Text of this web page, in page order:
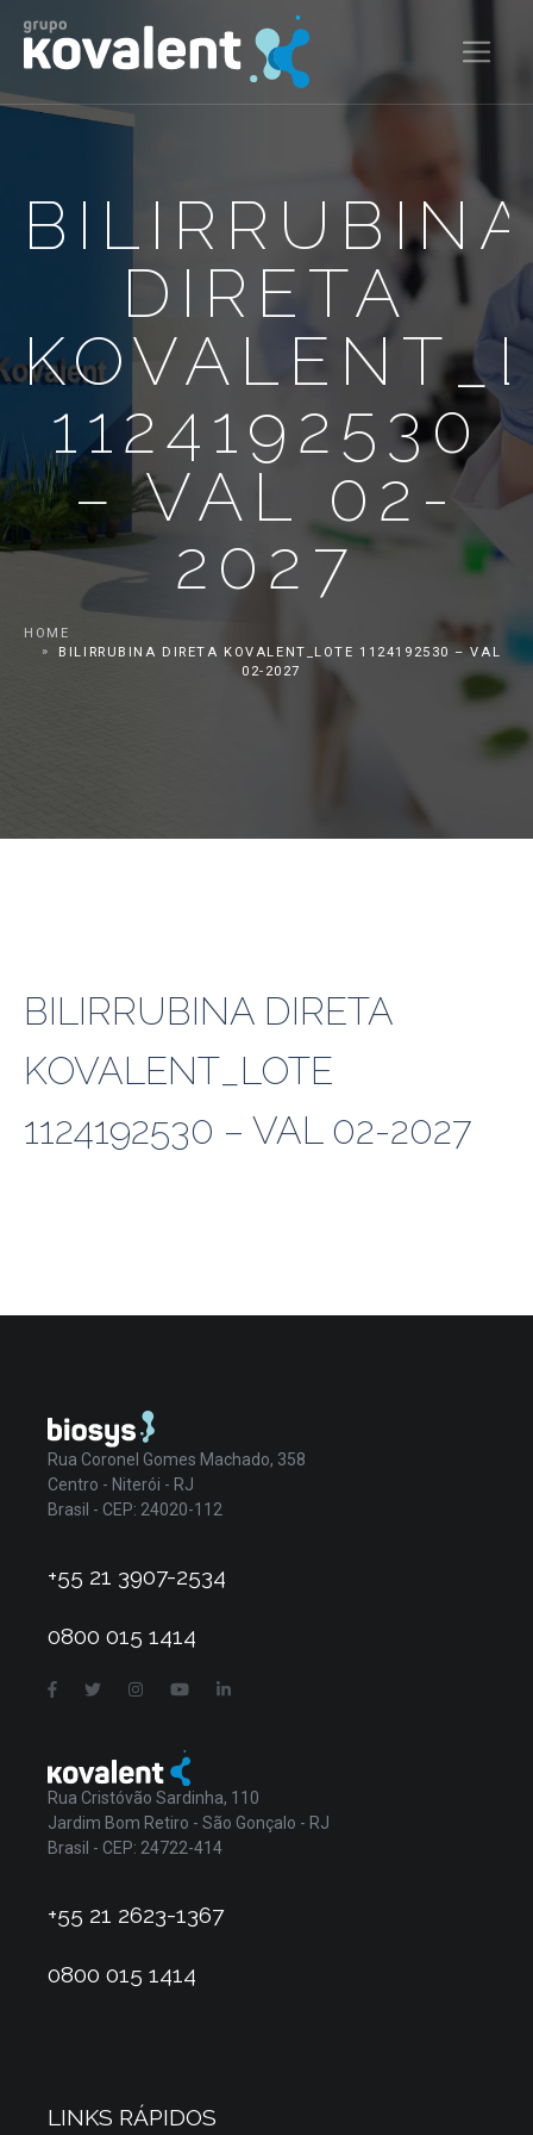
DIRETA
1124192530
– VAL 02-
2027
HOME
BILIRRUBINA DIRETA KOVALENT_LOTE 1124192530 – VAL
02-2027
BILIRRUBINA DIRETA
KOVALENT_LOTE
1124192530 – VAL 02-2027
Rua Coronel Gomes Machado, 358
Centro - Niterói - RJ
Brasil - CEP: 24020-112
+55 21 3907-2534
0800 015 1414
Rua Cristóvão Sardinha, 110
Jardim Bom Retiro - São Gonçalo - RJ
Brasil - CEP: 24722-414
+55 21 2623-1367
0800 015 1414
LINKS RÁPIDOS